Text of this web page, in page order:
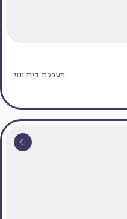
מערכת בית ונוי